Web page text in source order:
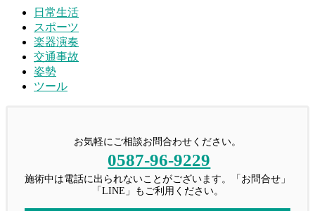
日常生活
スポーツ
楽器演奏
交通事故
姿勢
ツール
お気軽にご相談お問合わせください。
0587-96-9229
施術中は電話に出られないことがございます。「お問合せ」
「LINE」もご利用ください。